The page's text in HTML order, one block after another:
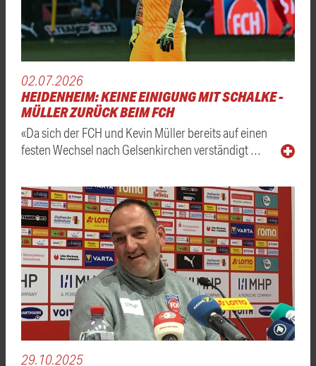
02.07.2026
HEIDENHEIM: KEINE EINIGUNG MIT SCHALKE -
MÜLLER ZURÜCK BEIM FCH
«Da sich der FCH und Kevin Müller bereits auf einen
festen Wechsel nach Gelsenkirchen verständigt …
29.10.2025